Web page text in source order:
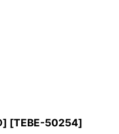
[TEBE-50254]